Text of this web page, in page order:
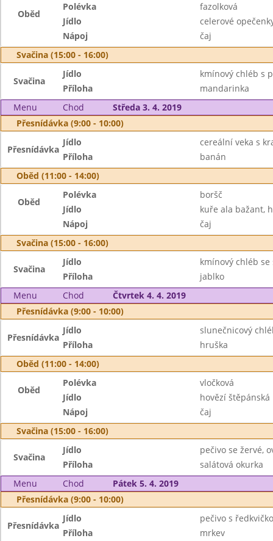
Oběd
Polévka
fazolková
Jídlo
celerové
Nápoj
čaj
Svačina (15:00 - 16:00)
Svačina
Jídlo
kmínový chléb s
Příloha
mandarinka
Menu
Chod
Středa 3. 4. 2019
Přesnídávka (9:00 - 10:00)
Přesnídávka
Jídlo
cereální veka s
Příloha
banán
Oběd (11:00 - 14:00)
Oběd
Polévka
boršč
Jídlo
kuře ala bažant,
Nápoj
čaj
Svačina (15:00 - 16:00)
Svačina
Jídlo
kmínový chléb se
Příloha
jablko
Menu
Chod
Čtvrtek 4. 4. 2019
Přesnídávka (9:00 - 10:00)
Přesnídávka
Jídlo
slunečnicový
Příloha
hruška
Oběd (11:00 - 14:00)
Oběd
Polévka
vločková
Jídlo
hovězí
Nápoj
čaj
Svačina (15:00 - 16:00)
Svačina
Jídlo
pečivo se žervé,
Příloha
salátová okurka
Menu
Chod
Pátek 5. 4. 2019
Přesnídávka (9:00 - 10:00)
Přesnídávka
Jídlo
pečivo s
Příloha
mrkev